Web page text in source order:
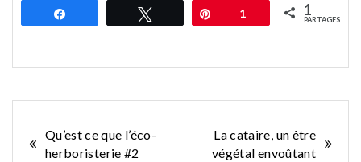
Tweetez Épingle
1 1
PARTAGES
Navigation
Qu’est ce que l’éco-
herboristerie #2
La cataire, un être
végétal envoûtant